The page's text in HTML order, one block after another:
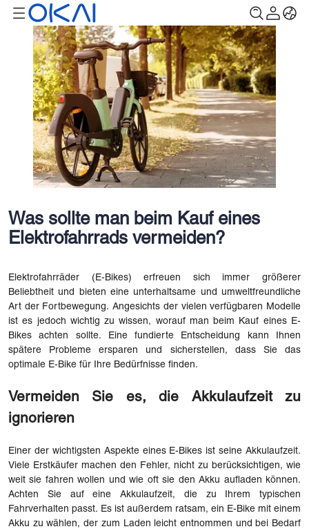
Was sollte man beim Kauf eines
Elektrofahrrads vermeiden?
Elektrofahrräder (E-Bikes) erfreuen sich immer größerer
Beliebtheit und bieten eine unterhaltsame und umweltfreundliche
Art der Fortbewegung. Angesichts der vielen verfügbaren Modelle
ist es jedoch wichtig zu wissen, worauf man beim Kauf eines E-
Bikes achten sollte. Eine fundierte Entscheidung kann Ihnen
spätere Probleme ersparen und sicherstellen, dass Sie das
optimale E-Bike für Ihre Bedürfnisse finden.
Vermeiden Sie es, die Akkulaufzeit zu
ignorieren
Einer der wichtigsten Aspekte eines E-Bikes ist seine Akkulaufzeit.
Viele Erstkäufer machen den Fehler, nicht zu berücksichtigen, wie
weit sie fahren wollen und wie oft sie den Akku aufladen können.
Achten Sie auf eine Akkulaufzeit, die zu Ihrem typischen
Fahrverhalten passt. Es ist außerdem ratsam, ein E-Bike mit einem
Akku zu wählen, der zum Laden leicht entnommen und bei Bedarf